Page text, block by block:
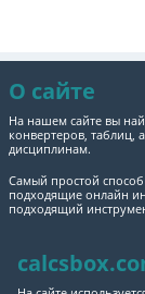
О сайте
На нашем сайте вы
конвертеров, таблиц,
дисциплинам.
Самый простой способ
подходящие онлайн
подходящий